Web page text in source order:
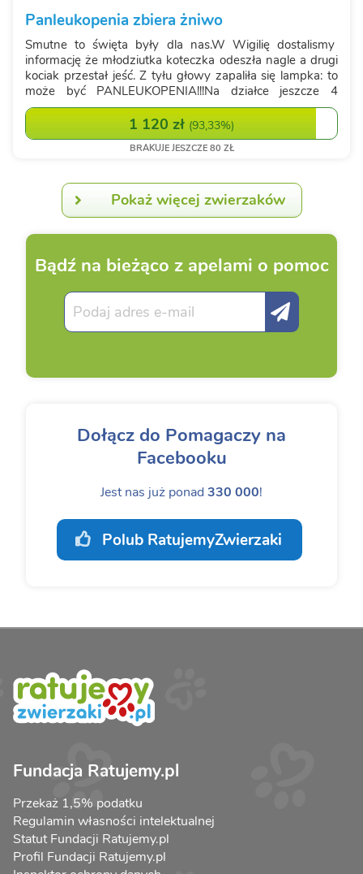
Panleukopenia zbiera żniwo
Smutne to święta były dla nas.W Wigilię dostalismy
informację że młodziutka koteczka odeszła nagle a drugi
kociak przestał jeść. Z tyłu głowy zapaliła się lampka: to
może być PANLEUKOPENIA!!!Na działce jeszcze 4
kociaki i ich dwie nieoswojone matki. Kiedy zabieraliśmy
1 120 zł (93,33%)
BRAKUJE JESZCZE 80 ZŁ
Pokaż więcej zwierzaków
Dołącz do Pomagaczy na
Facebooku
Jest nas już ponad 330 000!
Polub RatujemyZwierzaki
Bądź na bieżąco z apelami o pomoc
Fundacja Ratujemy.pl
Przekaż 1,5% podatku
Regulamin własności intelektualnej
Statut Fundacji Ratujemy.pl
Profil Fundacji Ratujemy.pl